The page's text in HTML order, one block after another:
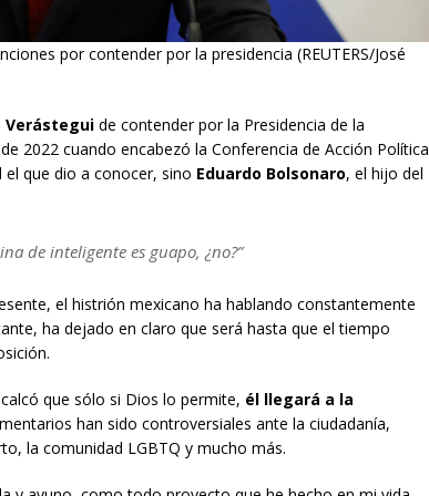
por contender por la presidencia (REUTERS/José
Verástegui de contender por la Presidencia de la
2022 cuando encabezó la Conferencia de Acción Política
el que dio a conocer, sino Eduardo Bolsonaro, el hijo del
de inteligente es guapo, ¿no?”
el histrión mexicano ha hablando constantemente
ha dejado en claro que será hasta que el tiempo
que sólo si Dios lo permite, él llegará a la
han sido controversiales ante la ciudadanía,
la comunidad LGBTQ y mucho más.